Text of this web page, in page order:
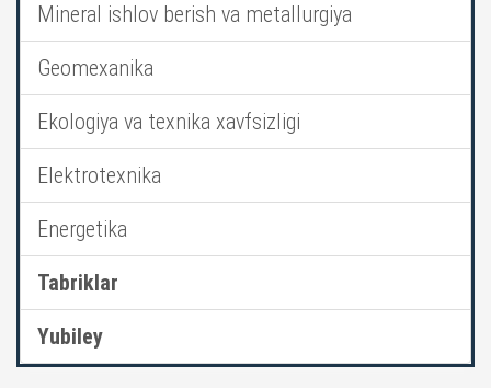
Mineral ishlov berish va metallurgiya
Geomexanika
Ekologiya va texnika xavfsizligi
Elektrotexnika
Energetika
Tabriklar
Yubiley